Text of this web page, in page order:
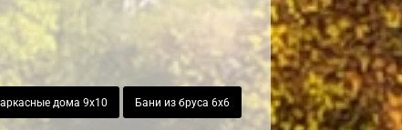
дома 9х10 Бани из бруса 6х6